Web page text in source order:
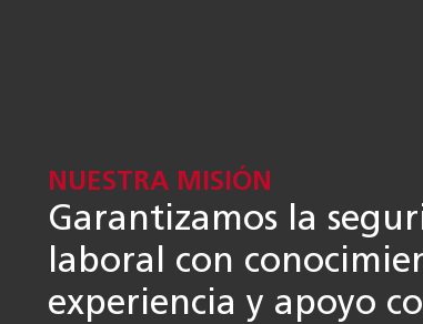
NUESTRA MISIÓN
Garantizamos la
laboral con
experiencia y apoyo